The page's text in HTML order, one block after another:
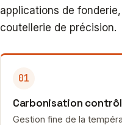
applications de
coutellerie de précision.
01
Carbonisation
Gestion fine de la